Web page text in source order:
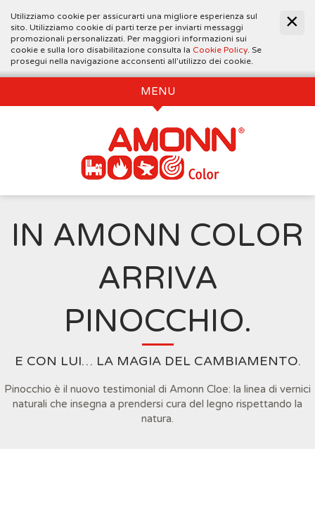
Utilizziamo cookie per assicurarti una migliore esperienza sul
sito. Utilizziamo cookie di parti terze per inviarti messaggi
promozionali personalizzati. Per maggiori informazioni sui
cookie e sulla loro disabilitazione consulta la Cookie Policy. Se
prosegui nella navigazione acconsenti all’utilizzo dei cookie.
MENU
IN AMONN COLOR
ARRIVA
PINOCCHIO.
E CON LUI… LA MAGIA DEL CAMBIAMENTO.
Pinocchio è il nuovo testimonial di Amonn Cloe: la linea di vernici
naturali che insegna a prendersi cura del legno rispettando la
natura.